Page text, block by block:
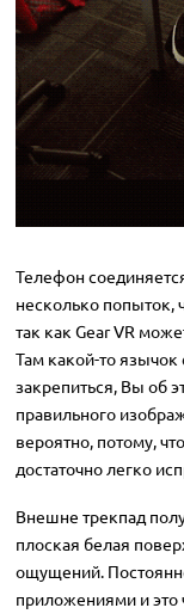
Телефон
несколько попыток,
так как Gear VR
Там какой-то язычок
закрепиться, Вы об
правильного
вероятно, потому,
достаточно легко
Внешне трекпад
плоская белая
ощущений.
приложениями и это